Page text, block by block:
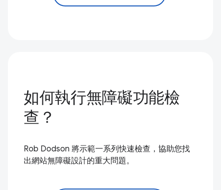
如何執行無障礙功能檢
查？
Rob Dodson 將示範一系列快速檢查，協助您找
出網站無障礙設計的重大問題。